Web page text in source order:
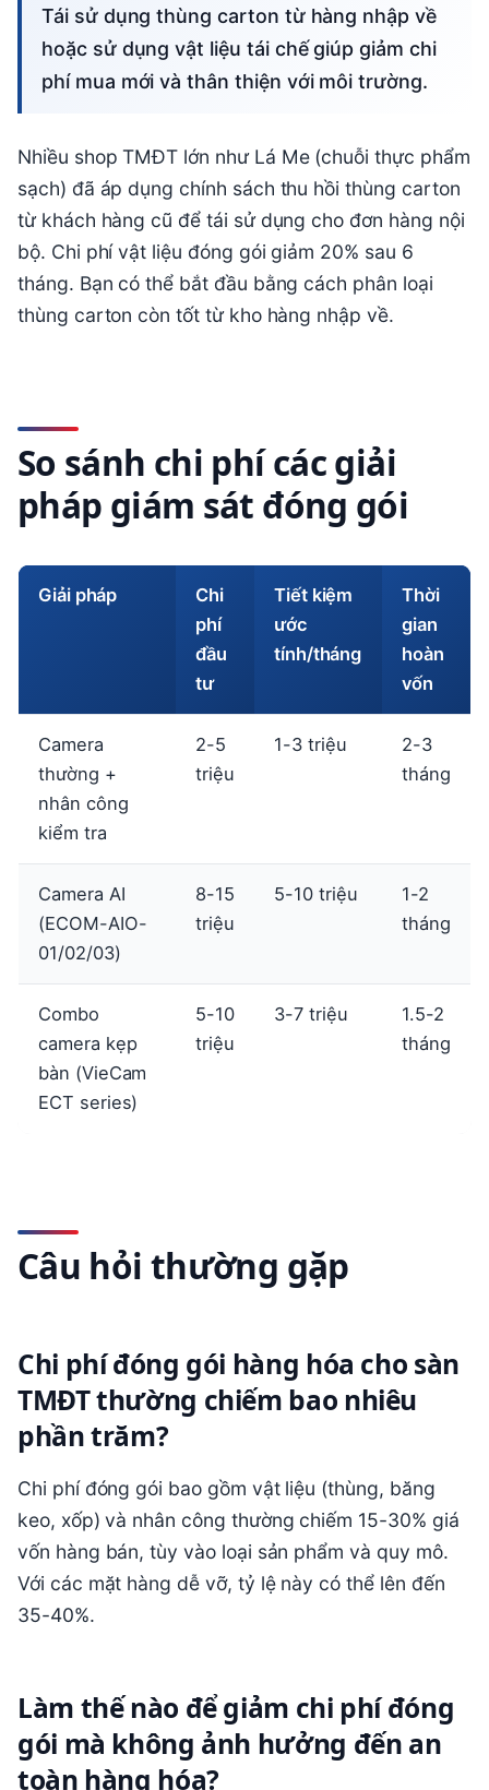
Tái sử dụng thùng carton từ hàng nhập về
hoặc sử dụng vật liệu tái chế giúp giảm chi
phí mua mới và thân thiện với môi trường.
Nhiều shop TMĐT lớn như Lá Me (chuỗi thực phẩm
sạch) đã áp dụng chính sách thu hồi thùng carton
từ khách hàng cũ để tái sử dụng cho đơn hàng nội
bộ. Chi phí vật liệu đóng gói giảm 20% sau 6
tháng. Bạn có thể bắt đầu bằng cách phân loại
thùng carton còn tốt từ kho hàng nhập về.
So sánh chi phí các giải
pháp giám sát đóng gói
Giải pháp
Chi
phí
đầu
tư
Tiết kiệm
ước
tính/tháng
Thời
gian
hoàn
vốn
Camera
thường +
nhân công
kiểm tra
2-5
triệu
1-3 triệu
2-3
tháng
Camera AI
(ECOM-AIO-
01/02/03)
8-15
triệu
5-10 triệu
1-2
tháng
Combo
camera kẹp
bàn (VieCam
ECT series)
5-10
triệu
3-7 triệu
1.5-2
tháng
Câu hỏi thường gặp
Chi phí đóng gói hàng hóa cho sàn
TMĐT thường chiếm bao nhiêu
phần trăm?
Chi phí đóng gói bao gồm vật liệu (thùng, băng
keo, xốp) và nhân công thường chiếm 15-30% giá
vốn hàng bán, tùy vào loại sản phẩm và quy mô.
Với các mặt hàng dễ vỡ, tỷ lệ này có thể lên đến
35-40%.
Làm thế nào để giảm chi phí đóng
gói mà không ảnh hưởng đến an
toàn hàng hóa?